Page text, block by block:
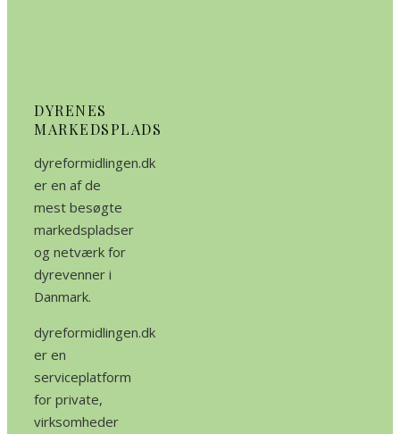
DYRENES
MARKEDSPLADS
dyreformidlingen.dk
er en af de
mest besøgte
markedspladser
og netværk for
dyrevenner i
Danmark.
dyreformidlingen.dk
er en
serviceplatform
for private,
virksomheder